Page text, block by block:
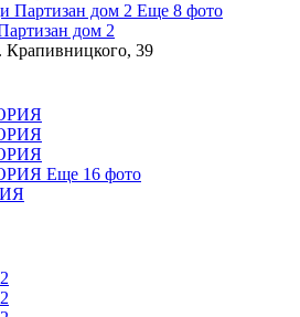
Еще 8 фото
дом 2
Крапивницкого, 39
Еще 16 фото